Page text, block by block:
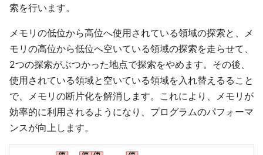
索を行います。
メモリの低位から高位へ使用されている領域の探索と、メ
モリの高位から低位へ空いている領域の探索を走らせて、
2つの探索がぶつかった地点で探索をやめます。その後、
使用されている領域と空いている領域を入れ替えるること
で、メモリの断片化を解消します。これにより、メモリが
効率的に利用されるようになり、プログラムのパフォーマ
ンスが向上します。